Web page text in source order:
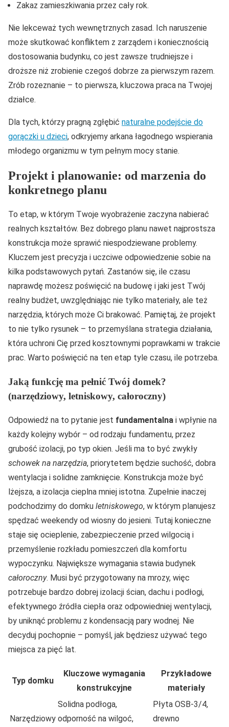
Zakaz zamieszkiwania przez cały rok.
Nie lekceważ tych wewnętrznych zasad. Ich naruszenie
może skutkować konfliktem z zarządem i koniecznością
dostosowania budynku, co jest zawsze trudniejsze i
droższe niż zrobienie czegoś dobrze za pierwszym razem.
Zrób rozeznanie – to pierwsza, kluczowa praca na Twojej
działce.
Dla tych, którzy pragną zgłębić naturalne podejście do
gorączki u dzieci, odkryjemy arkana łagodnego wspierania
młodego organizmu w tym pełnym mocy stanie.
Projekt i planowanie: od marzenia do
konkretnego planu
To etap, w którym Twoje wyobrażenie zaczyna nabierać
realnych kształtów. Bez dobrego planu nawet najprostsza
konstrukcja może sprawić niespodziewane problemy.
Kluczem jest precyzja i uczciwe odpowiedzenie sobie na
kilka podstawowych pytań. Zastanów się, ile czasu
naprawdę możesz poświęcić na budowę i jaki jest Twój
realny budżet, uwzględniając nie tylko materiały, ale też
narzędzia, których może Ci brakować. Pamiętaj, że projekt
to nie tylko rysunek – to przemyślana strategia działania,
która uchroni Cię przed kosztownymi poprawkami w trakcie
prac. Warto poświęcić na ten etap tyle czasu, ile potrzeba.
Jaką funkcję ma pełnić Twój domek?
(narzędziowy, letniskowy, całoroczny)
Odpowiedź na to pytanie jest fundamentalna i wpłynie na
każdy kolejny wybór – od rodzaju fundamentu, przez
grubość izolacji, po typ okien. Jeśli ma to być zwykły
schowek na narzędzia, priorytetem będzie suchość, dobra
wentylacja i solidne zamknięcie. Konstrukcja może być
lżejsza, a izolacja cieplna mniej istotna. Zupełnie inaczej
podchodzimy do domku letniskowego, w którym planujesz
spędzać weekendy od wiosny do jesieni. Tutaj konieczne
staje się ocieplenie, zabezpieczenie przed wilgocią i
przemyślenie rozkładu pomieszczeń dla komfortu
wypoczynku. Największe wymagania stawia budynek
całoroczny. Musi być przygotowany na mrozy, więc
potrzebuje bardzo dobrej izolacji ścian, dachu i podłogi,
efektywnego źródła ciepła oraz odpowiedniej wentylacji,
by uniknąć problemu z kondensacją pary wodnej. Nie
decyduj pochopnie – pomyśl, jak będziesz używać tego
miejsca za pięć lat.
Typ domku
Kluczowe wymagania
konstrukcyjne
Przykładowe
materiały
Narzędziowy
Solidna podłoga,
odporność na wilgoć,
Płyta OSB-3/4,
drewno